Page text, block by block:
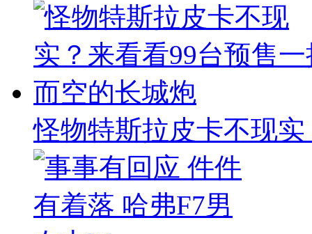
怪物特斯拉皮卡不现